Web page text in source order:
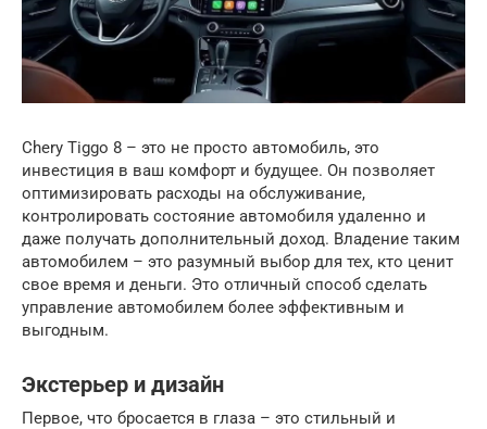
Chery Tiggo 8 – это не просто автомобиль, это
инвестиция в ваш комфорт и будущее. Он позволяет
оптимизировать расходы на обслуживание,
контролировать состояние автомобиля удаленно и
даже получать дополнительный доход. Владение таким
автомобилем – это разумный выбор для тех, кто ценит
свое время и деньги. Это отличный способ сделать
управление автомобилем более эффективным и
выгодным.
Экстерьер и дизайн
Первое, что бросается в глаза – это стильный и